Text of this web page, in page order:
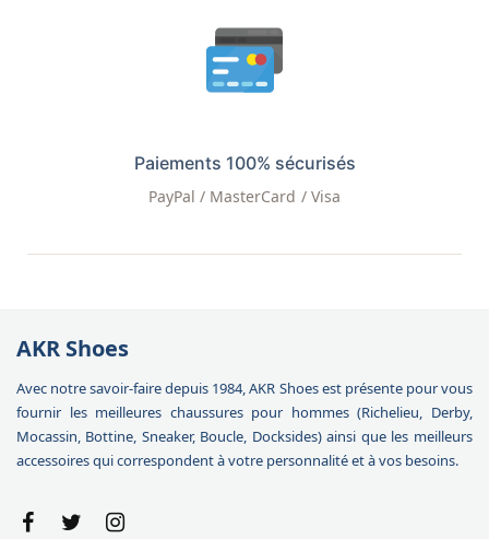
Paiements 100% sécurisés
PayPal / MasterCard / Visa
AKR Shoes
Avec notre savoir-faire depuis 1984, AKR Shoes est présente pour vous
fournir les meilleures chaussures pour hommes (Richelieu, Derby,
Mocassin, Bottine, Sneaker, Boucle, Docksides) ainsi que les meilleurs
accessoires qui correspondent à votre personnalité et à vos besoins.